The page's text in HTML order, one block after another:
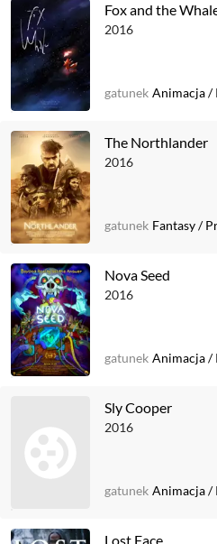
Fox and the
2016
gatunek Animacja/
The Northlander
2016
gatunek Fantasy/
Nova Seed
2016
gatunek Animacja/
Sly Cooper
2016
gatunek Animacja/
Lost Face